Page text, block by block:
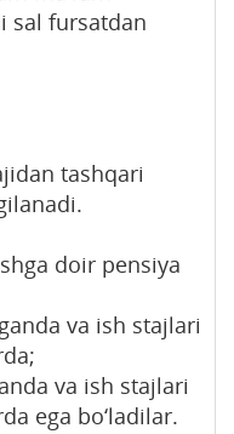
sal fursatdan
tashqari
doir pensiya
va ish stajlari
va ish stajlari
ega bo‘ladilar.